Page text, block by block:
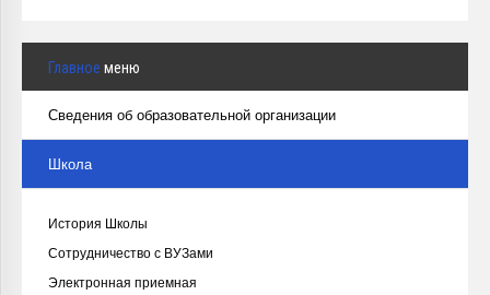
Главное меню
Сведения об образовательной организации
Школа
История Школы
Сотрудничество с ВУЗами
Электронная приемная